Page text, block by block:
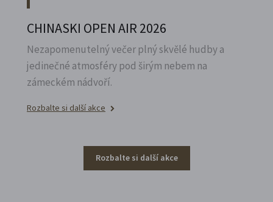
CHINASKI OPEN AIR 2026
Nezapomenutelný večer plný skvělé hudby a
jedinečné atmosféry pod širým nebem na
zámeckém nádvoří.
Rozbalte si další akce
Rozbalte si další akce